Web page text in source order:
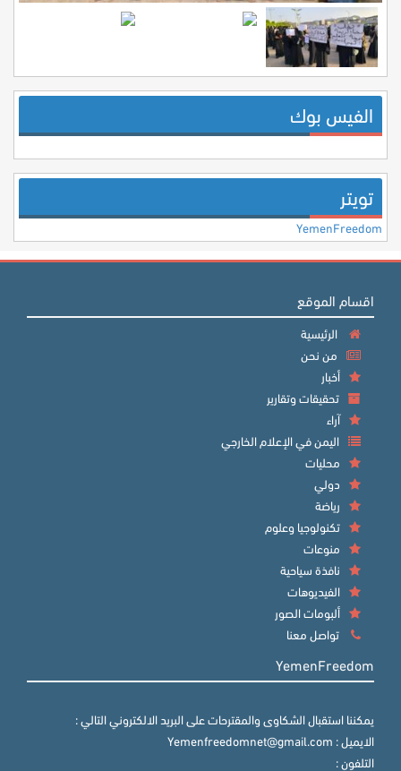
الفيس بوك
تويتر
YemenFreedom
اقسام الموقع
الرئيسية
من نحن
أخبار
تحقيقات وتقارير
آراء
اليمن في الإعلام الخارجي
محليات
دولي
رياضة
تكنولوجيا وعلوم
منوعات
نافذة سياحية
الفيديوهات
ألبومات الصور
تواصل معنا
YemenFreedom
يمكننا استقبال الشكاوى والمقترحات على البريد الالكتروني التالي :
الايميل : Yemenfreedomnet@gmail.com
التلفون :